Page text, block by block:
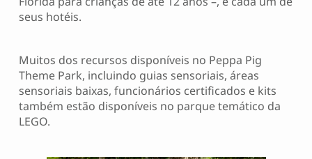
seus hotéis.
Muitos dos recursos disponíveis no Peppa Pig
Theme Park, incluindo guias sensoriais, áreas
sensoriais baixas, funcionários certificados e kits
também estão disponíveis no parque temático da
LEGO.